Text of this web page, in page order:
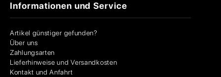
Informationen und Service
Artikel günstiger gefunden?
Über uns
Zahlungsarten
Lieferhinweise und Versandkosten
Kontakt und Anfahrt